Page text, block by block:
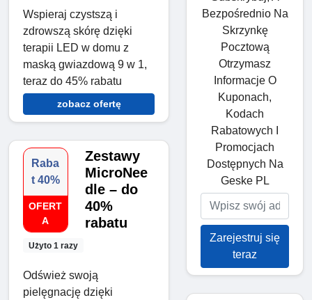
Wspieraj czystszą i
zdrowszą skórę dzięki
terapii LED w domu z
maską gwiazdową 9 w 1,
teraz do 45% rabatu
zobacz ofertę
Raba
t 40%
OFERT
A
Użyto 1 razy
Zestawy
MicroNee
dle – do
40%
rabatu
Odśwież swoją
pielęgnację dzięki
Bezpośrednio Na
Skrzynkę
Pocztową
Otrzymasz
Informacje O
Kuponach,
Kodach
Rabatowych I
Promocjach
Dostępnych Na
Geske PL
Zarejestruj się
teraz